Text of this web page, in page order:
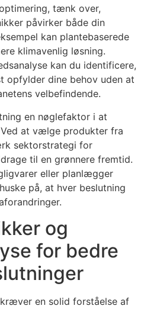
tænk over,
påvirker både din
kan plantebaserede
klimavenlig løsning.
kan du identificere,
opfylder dine behov uden at
velbefindende.
en nøglefaktor i at
at vælge produkter fra
sektorstrategi for
til en grønnere fremtid.
eller planlægger
på, at hver beslutning
og
for bedre
en solid forståelse af